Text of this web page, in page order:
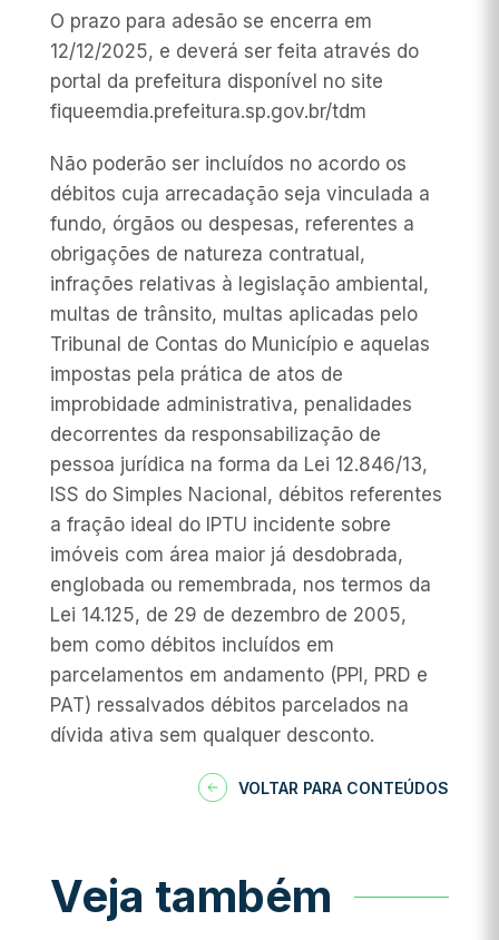
O prazo para adesão se encerra em
12/12/2025, e deverá ser feita através do
portal da prefeitura disponível no site
fiqueemdia.prefeitura.sp.gov.br/tdm
Não poderão ser incluídos no acordo os
débitos cuja arrecadação seja vinculada a
fundo, órgãos ou despesas, referentes a
obrigações de natureza contratual,
infrações relativas à legislação ambiental,
multas de trânsito, multas aplicadas pelo
Tribunal de Contas do Município e aquelas
impostas pela prática de atos de
improbidade administrativa, penalidades
decorrentes da responsabilização de
pessoa jurídica na forma da Lei 12.846/13,
ISS do Simples Nacional, débitos referentes
a fração ideal do IPTU incidente sobre
imóveis com área maior já desdobrada,
englobada ou remembrada, nos termos da
Lei 14.125, de 29 de dezembro de 2005,
bem como débitos incluídos em
parcelamentos em andamento (PPI, PRD e
PAT) ressalvados débitos parcelados na
dívida ativa sem qualquer desconto.
VOLTAR PARA CONTEÚDOS
Veja também